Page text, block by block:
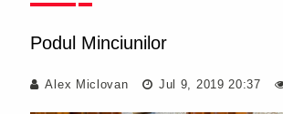
Podul Minciunilor
Alex Miclovan Jul 9, 2019 20:37